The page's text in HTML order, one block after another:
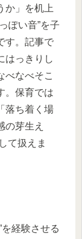
か」を机上
ぽい音”を子
す。記事で
はっきりし
べなべそこ
。保育では
落ち着く場
の芽生え
て扱えま
経験させる